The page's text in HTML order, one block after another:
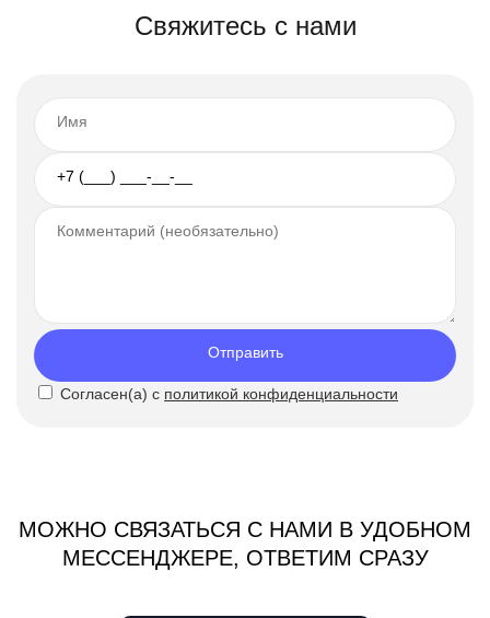
Свяжитесь с нами
Отправить
Согласен(а) с политикой конфиденциальности
МОЖНО СВЯЗАТЬСЯ С НАМИ В УДОБНОМ
МЕССЕНДЖЕРЕ, ОТВЕТИМ СРАЗУ